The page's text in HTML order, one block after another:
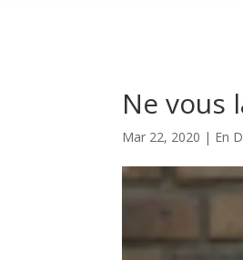
Ne vous
Mar 22, 2020 | En